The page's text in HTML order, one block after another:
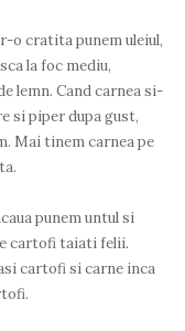
o cratita punem uleiul,
la foc mediu,
lemn. Cand carnea si-
si piper dupa gust,
Mai tinem carnea pe
punem untul si
cartofi taiati felii.
cartofi si carne inca